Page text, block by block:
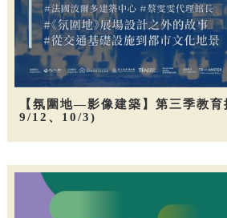
【氛圍地—影像建築】第三季教育
9/12、10/3)